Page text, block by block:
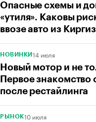
Опасные схемы и
«утиля». Каковы
ввозе авто из
НОВИНКИ 14 июля
Новый мотор и не
Первое знакомство
после рестайлинга
РЫНОК10 июля